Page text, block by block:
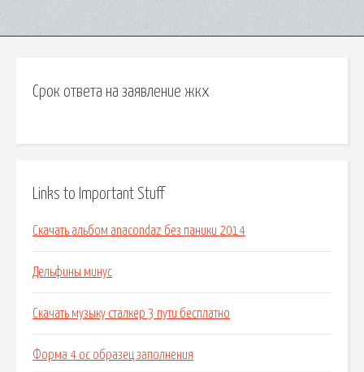
Срок ответа на заявление жкх
Links to Important Stuff
Скачать альбом anacondaz без паники 2014
Дельфины минус
Скачать музыку сталкер 3 пути бесплатно
Форма 4 ос образец заполнения